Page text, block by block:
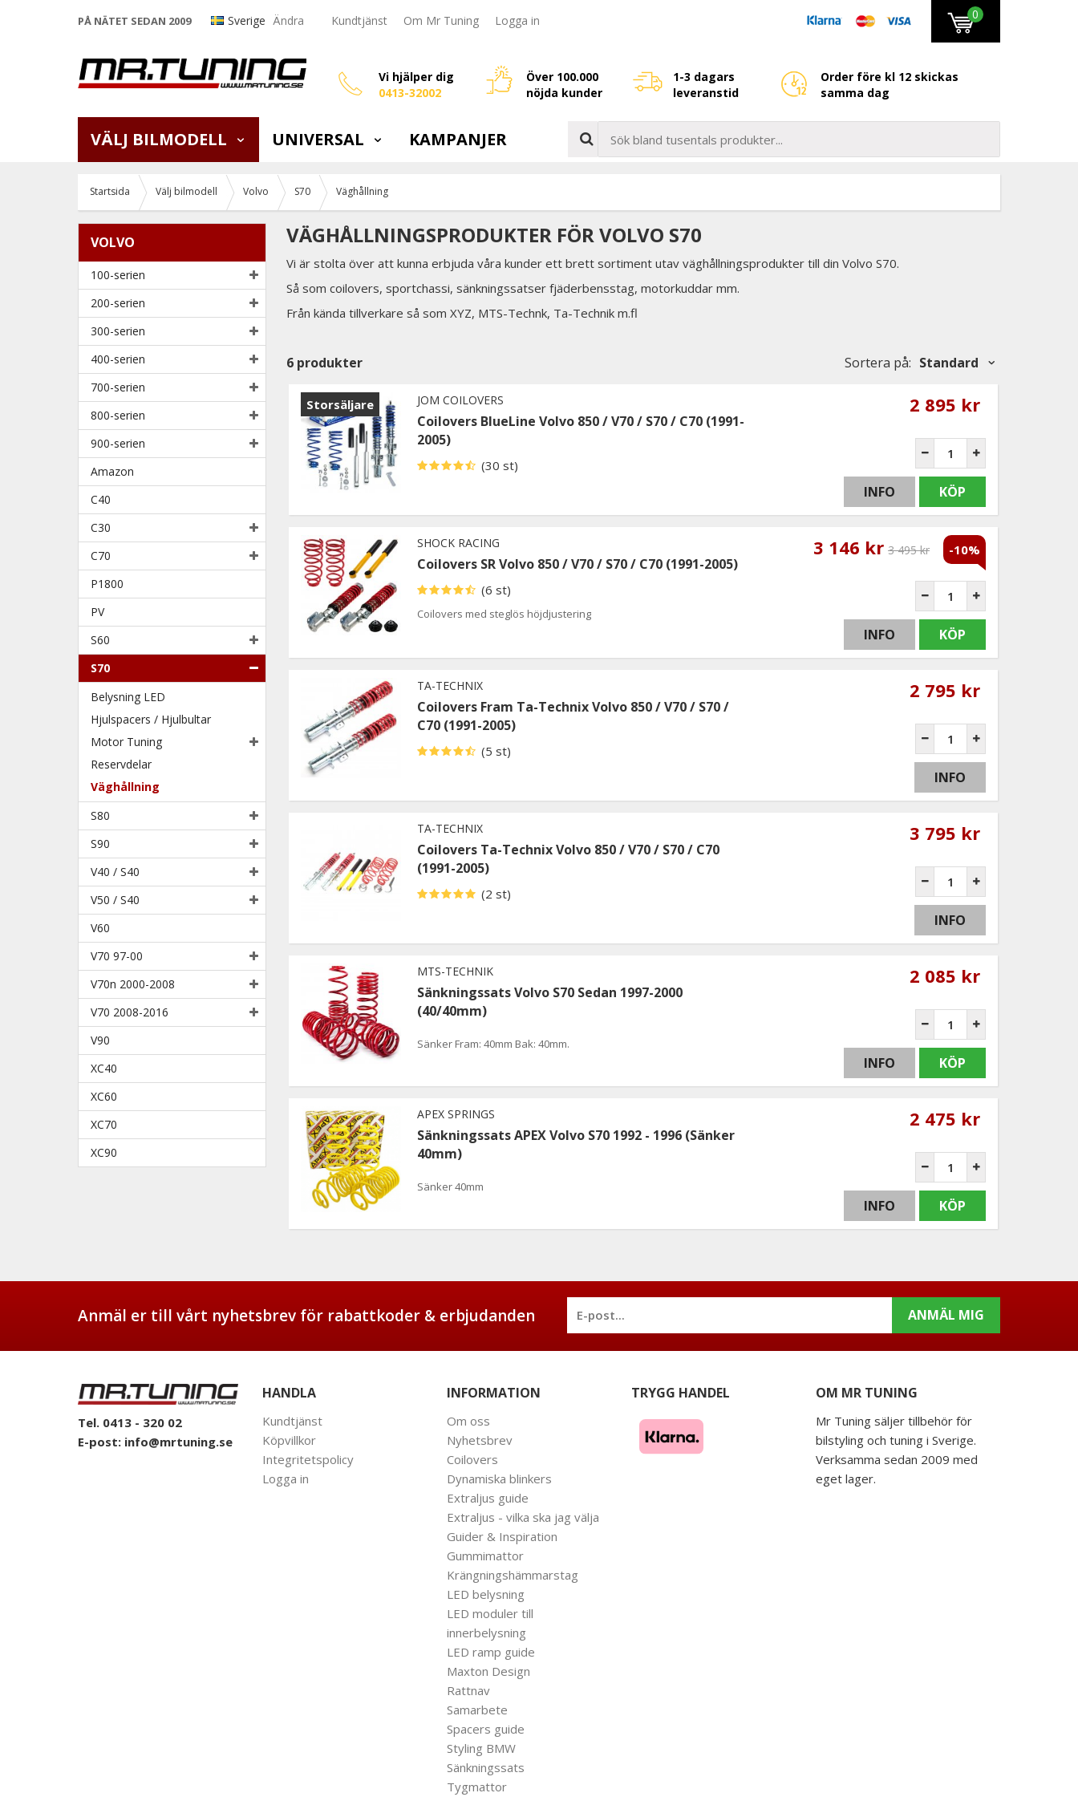
PÅ NÄTET SEDAN 2009 Sverige Ändra Kundtjänst Om Mr Tuning Logga in 0
Vi hjälper dig
0413-32002
Över 100.000
nöjda kunder
1-3 dagars
leveranstid
Order före kl 12 skickas
samma dag
VÄLJ BILMODELL UNIVERSAL KAMPANJER
Startsida Välj bilmodell Volvo S70 Väghållning
VOLVO
100-serien
200-serien
300-serien
400-serien
700-serien
800-serien
900-serien
Amazon
C40
C30
C70
P1800
PV
S60
S70
Belysning LED
Hjulspacers / Hjulbultar
Motor Tuning
Reservdelar
Väghållning
S80
S90
V40 / S40
V50 / S40
V60
V70 97-00
V70n 2000-2008
V70 2008-2016
V90
XC40
XC60
XC70
XC90
VÄGHÅLLNINGSPRODUKTER FÖR VOLVO S70
Vi är stolta över att kunna erbjuda våra kunder ett brett sortiment utav väghållningsprodukter till din Volvo S70.
Så som coilovers, sportchassi, sänkningssatser fjäderbensstag, motorkuddar mm.
Från kända tillverkare så som XYZ, MTS-Technk, Ta-Technik m.fl
6 produkter Sortera på: Standard
Storsäljare JOM COILOVERS
Coilovers BlueLine Volvo 850 / V70 / S70 / C70 (1991-
2005)
(30 st)
2 895 kr
INFO KÖP
SHOCK RACING
Coilovers SR Volvo 850 / V70 / S70 / C70 (1991-2005)
(6 st)
Coilovers med steglös höjdjustering
3 146 kr 3 495 kr -10%
INFO KÖP
TA-TECHNIX
Coilovers Fram Ta-Technix Volvo 850 / V70 / S70 /
C70 (1991-2005)
(5 st)
2 795 kr
INFO
TA-TECHNIX
Coilovers Ta-Technix Volvo 850 / V70 / S70 / C70
(1991-2005)
(2 st)
3 795 kr
INFO
MTS-TECHNIK
Sänkningssats Volvo S70 Sedan 1997-2000
(40/40mm)
Sänker Fram: 40mm Bak: 40mm.
2 085 kr
INFO KÖP
APEX SPRINGS
Sänkningssats APEX Volvo S70 1992 - 1996 (Sänker
40mm)
Sänker 40mm
2 475 kr
INFO KÖP
Anmäl er till vårt nyhetsbrev för rabattkoder & erbjudanden ANMÄL MIG
Tel. 0413 - 320 02
E-post: info@mrtuning.se
HANDLA
Kundtjänst
Köpvillkor
Integritetspolicy
Logga in
INFORMATION
Om oss
Nyhetsbrev
Coilovers
Dynamiska blinkers
Extraljus guide
Extraljus - vilka ska jag välja
Guider & Inspiration
Gummimattor
Krängningshämmarstag
LED belysning
LED moduler till
innerbelysning
LED ramp guide
Maxton Design
Rattnav
Samarbete
Spacers guide
Styling BMW
Sänkningssats
Tygmattor
TRYGG HANDEL OM MR TUNING
Mr Tuning säljer tillbehör för
bilstyling och tuning i Sverige.
Verksamma sedan 2009 med
eget lager.